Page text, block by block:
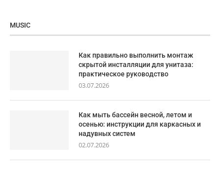
MUSIC
Как правильно выполнить монтаж
скрытой инсталляции для унитаза:
практическое руководство
03.07.2026
Как мыть бассейн весной, летом и
осенью: инструкции для каркасных и
надувных систем
02.07.2026